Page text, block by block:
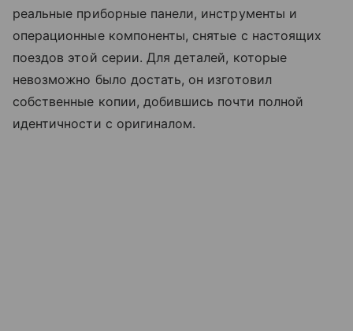
реальные приборные панели, инструменты и
операционные компоненты, снятые с настоящих
поездов этой серии. Для деталей, которые
невозможно было достать, он изготовил
собственные копии, добившись почти полной
идентичности с оригиналом.